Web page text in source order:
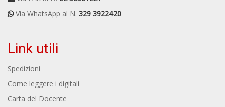
Via WhatsApp al N. 329 3922420
Link utili
Spedizioni
Come leggere i digitali
Carta del Docente